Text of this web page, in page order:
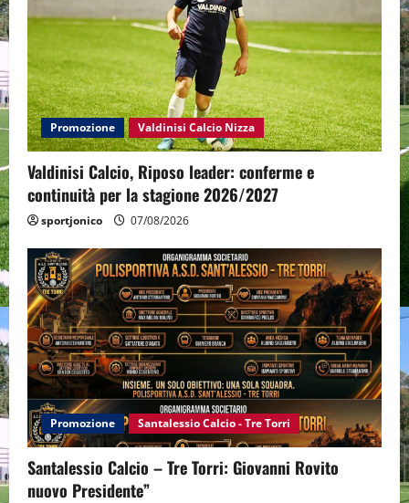
Promozione Valdinisi Calcio Nizza
Valdinisi Calcio, Riposo leader: conferme e
continuità per la stagione 2026/2027
sportjonico 07/08/2026
Promozione Santalessio Calcio - Tre Torri
Santalessio Calcio – Tre Torri: Giovanni Rovito
nuovo Presidente”